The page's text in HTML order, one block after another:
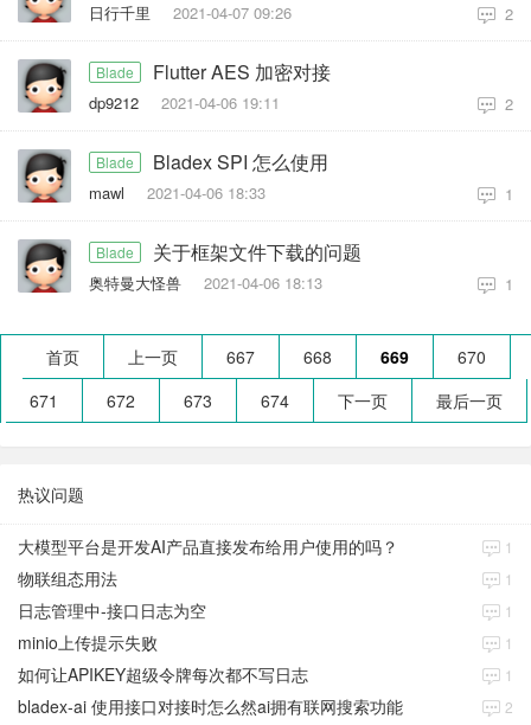
日行千里 2021-04-07 09:26 2
Blade Flutter AES 加密对接
dp9212 2021-04-06 19:11 2
Blade Bladex SPI 怎么使用
mawl 2021-04-06 18:33 1
Blade 关于框架文件下载的问题
奥特曼大怪兽 2021-04-06 18:13 1
首页 上一页 667 668 669
670
671
672 673 674 下一页 最后一页
热议问题
大模型平台是开发AI产品直接发布给用户使用的吗？ 1
物联组态用法 1
日志管理中-接口日志为空 1
minio上传提示失败 1
如何让APIKEY超级令牌每次都不写日志 1
bladex-ai 使用接口对接时怎么然ai拥有联网搜索功能 2